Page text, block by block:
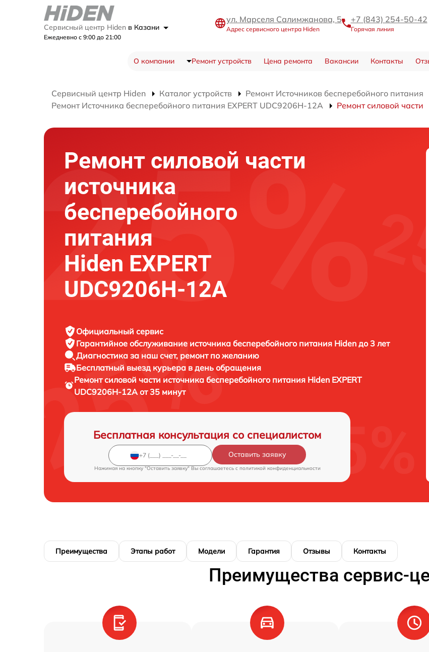
Сервисный центр Hiden в Казани
Ежедневно с 9:00 до 21:00
ул. Марселя Салимжанова, 5
Адрес сервисного центра Hiden
+7 (843) 254-50-42
Горячая линия
О компании Ремонт устройств Цена ремонта Вакансии Контакты
Сервисный центр Hiden Каталог устройств
Ремонт Источников бесперебойного питания
Ремонт Источника бесперебойного питания EXPERT UDC9206H-12A
Ремонт силовой части
Ремонт силовой части
источника
бесперебойного
питания
Hiden EXPERT
UDC9206H-12A
Официальный сервис
Гарантийное обслуживание источника бесперебойного питания Hiden до 3 лет
Диагностика за наш счет, ремонт по желанию
Бесплатный выезд курьера в день обращения
Ремонт силовой части источника бесперебойного питания Hiden EXPERT
UDC9206H-12A от 35 минут
Бесплатная консультация со специалистом
Оставить заявку
Нажимая на кнопку "Оставить заявку" Вы соглашаетесь c политикой конфиденциальности
Преимущества Этапы работ Модели Гарантия Отзывы Контакты
Преимущества сервис-